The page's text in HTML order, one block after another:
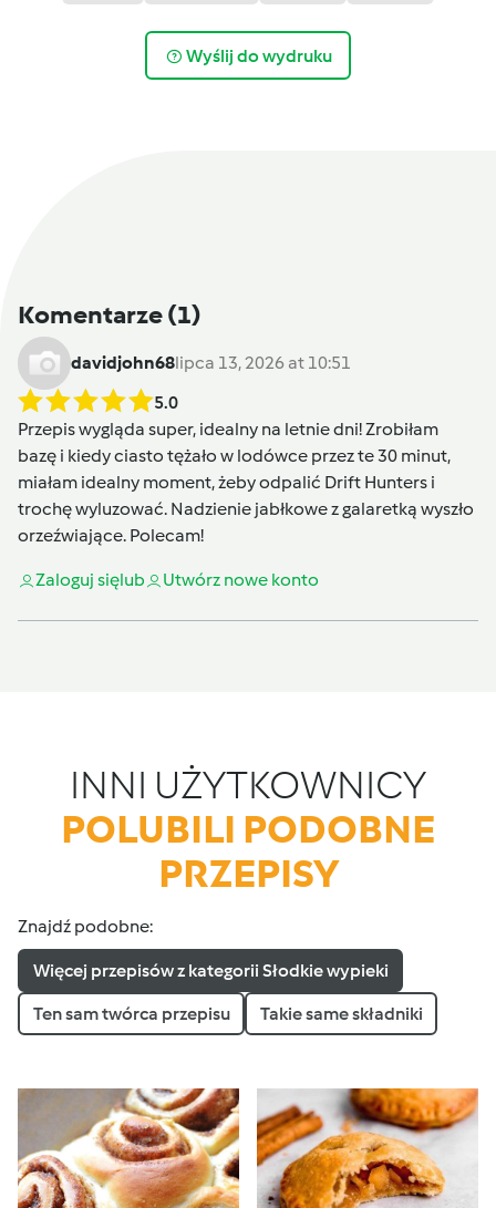
Wyślij do wydruku
Komentarze(1)
davidjohn68lipca 13, 2026 at 10:51
5.0
Przepis wygląda super, idealny na letnie dni! Zrobiłam
bazę i kiedy ciasto tężało w lodówce przez te 30 minut,
miałam idealny moment, żeby odpalić Drift Hunters i
trochę wyluzować. Nadzienie jabłkowe z galaretką wyszło
orzeźwiające. Polecam!
Zaloguj sięlub Utwórz nowe konto
INNI UŻYTKOWNICY
POLUBILI PODOBNE
PRZEPISY
Znajdź podobne:
Więcej przepisów z kategorii Słodkie wypieki
Ten sam twórca przepisu Takie same składniki